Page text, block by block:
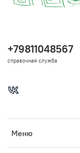
Меню
+79811048567
справочная служба